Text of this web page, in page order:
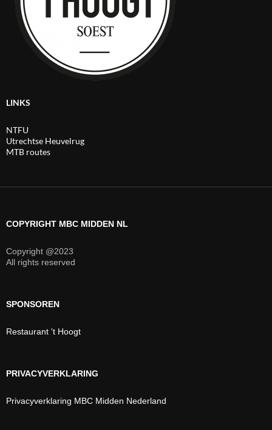
LINKS
NTFU
Utrechtse Heuvelrug
MTB routes
COPYRIGHT MBC MIDDEN NL
Copyright @2023
All rights reserved
SPONSOREN
Restaurant 't Hoogt
PRIVACYVERKLARING
Privacyverklaring MBC Midden Nederland